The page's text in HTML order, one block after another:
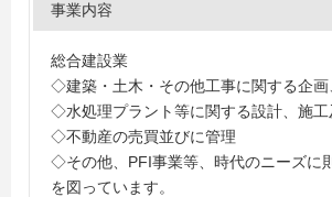
事業内容
総合建設業
◇建築・土木・その他工事に関する企画
◇水処理プラント等に関する設計、施工
◇不動産の売買並びに管理
◇その他、PFI事業等、時代のニーズに
を図っています。